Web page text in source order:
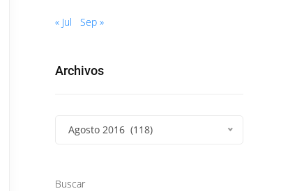
« Jul Sep »
Archivos
Agosto 2016 (118)
Buscar